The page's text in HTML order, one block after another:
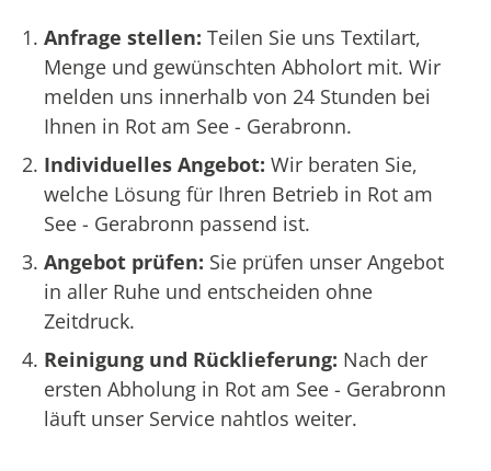
Anfrage stellen: Teilen Sie uns Textilart,
Menge und gewünschten Abholort mit. Wir
melden uns innerhalb von 24 Stunden bei
Ihnen in Rot am See - Gerabronn.
Individuelles Angebot: Wir beraten Sie,
welche Lösung für Ihren Betrieb in Rot am
See - Gerabronn passend ist.
Angebot prüfen: Sie prüfen unser Angebot
in aller Ruhe und entscheiden ohne
Zeitdruck.
Reinigung und Rücklieferung: Nach der
ersten Abholung in Rot am See - Gerabronn
läuft unser Service nahtlos weiter.